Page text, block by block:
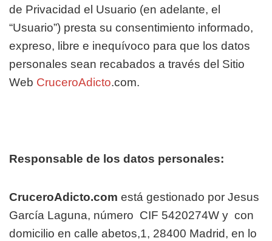
de Privacidad el Usuario (en adelante, el
“Usuario”) presta su consentimiento informado,
expreso, libre e inequívoco para que los datos
personales sean recabados a través del Sitio
Web CruceroAdicto.com.
Responsable de los datos personales:
CruceroAdicto.com está gestionado por Jesus
García Laguna, número CIF 5420274W y con
domicilio en calle abetos,1, 28400 Madrid, en lo